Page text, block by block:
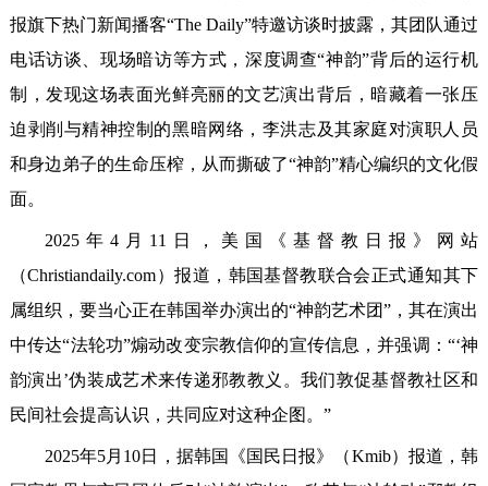
报旗下热门新闻播客“The Daily”特邀访谈时披露，其团队通过
电话访谈、现场暗访等方式，深度调查“神韵”背后的运行机
制，发现这场表面光鲜亮丽的文艺演出背后，暗藏着一张压
迫剥削与精神控制的黑暗网络，李洪志及其家庭对演职人员
和身边弟子的生命压榨，从而撕破了“神韵”精心编织的文化假
面。
2025年4月11日，美国《基督教日报》网站
（Christiandaily.com）报道，韩国基督教联合会正式通知其下
属组织，要当心正在韩国举办演出的“神韵艺术团”，其在演出
中传达“法轮功”煽动改变宗教信仰的宣传信息，并强调：“‘神
韵演出’伪装成艺术来传递邪教教义。我们敦促基督教社区和
民间社会提高认识，共同应对这种企图。”
2025年5月10日，据韩国《国民日报》（Kmib）报道，韩